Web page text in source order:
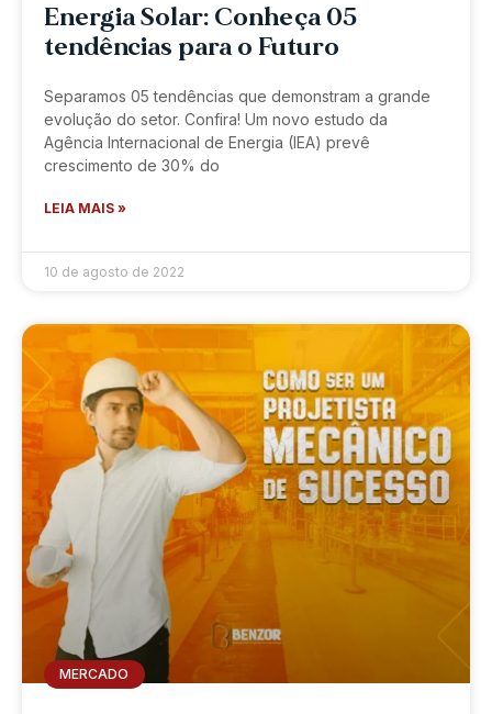
Energia Solar: Conheça 05
tendências para o Futuro
Separamos 05 tendências que demonstram a grande
evolução do setor. Confira! Um novo estudo da
Agência Internacional de Energia (IEA) prevê
crescimento de 30% do
LEIA MAIS »
10 de agosto de 2022
MERCADO